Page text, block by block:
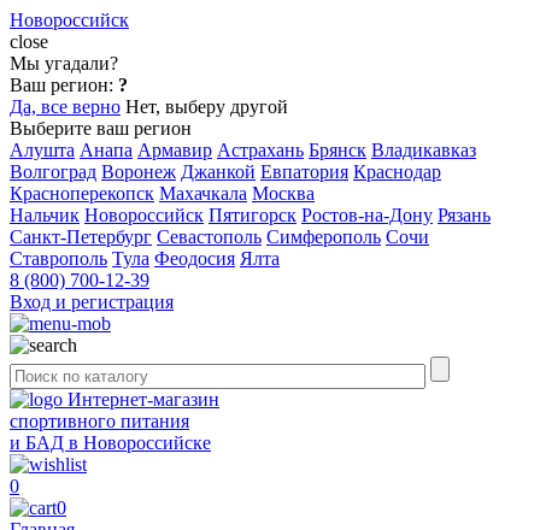
Новороссийск
close
Мы угадали?
Ваш регион: ?
Да, все верно Нет, выберу другой
Выберите ваш регион
Алушта Анапа Армавир Астрахань Брянск Владикавказ
Волгоград Воронеж Джанкой Евпатория Краснодар
Красноперекопск Махачкала Москва
Нальчик Новороссийск Пятигорск Ростов-на-Дону Рязань
Санкт-Петербург Севастополь Симферополь Сочи
Ставрополь Тула Феодосия Ялта
8 (800) 700-12-39
Вход и регистрация
Интернет-магазин
спортивного питания
и БАД в Новороссийске
0
0